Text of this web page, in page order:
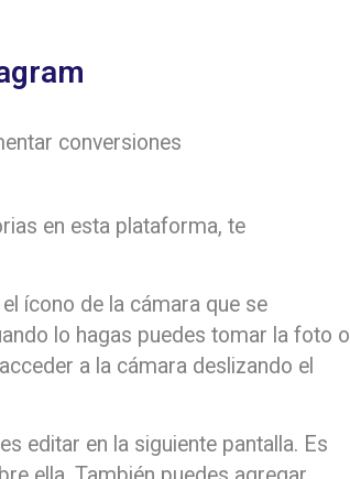
en esta plataforma, te
ícono de la cámara que se
lo hagas puedes tomar la foto o
a la cámara deslizando el
editar en la siguiente pantalla. Es